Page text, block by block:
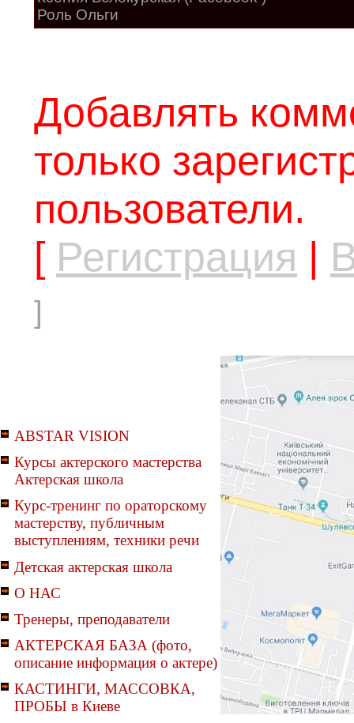
Роль Ольги
Добавлять
только
пользователи.
[ Регистрация |
]
ABSTAR VISION
Курсы актерского мастерства
Актерская школа
Курс-тренинг по ораторскому
мастерству, публичным
выступлениям, техники речи
Детская актерская школа
О НАС
Тренеры, преподаватели
АКТЕРСКАЯ БАЗА (фото,
описание информация о актере)
КАСТИНГИ, МАССОВКА,
ПРОБЫ в Киеве